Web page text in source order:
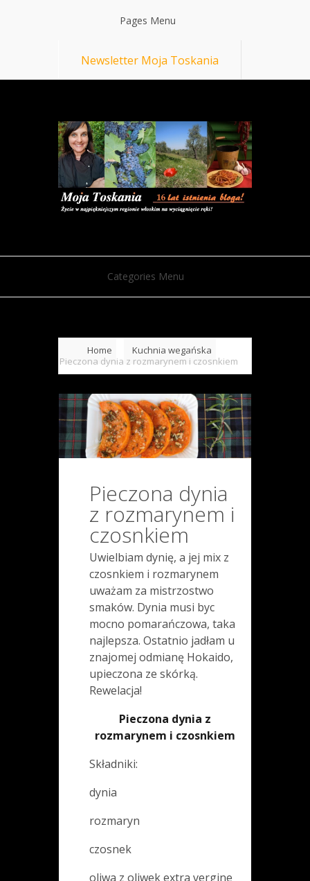
Pages Menu
Newsletter Moja Toskania
Categories Menu
Home
Kuchnia wegańska
Pieczona dynia z rozmarynem i czosnkiem
Pieczona dynia
z rozmarynem i
czosnkiem
Uwielbiam dynię, a jej mix z
czosnkiem i rozmarynem
uważam za mistrzostwo
smaków. Dynia musi byc
mocno pomarańczowa, taka
najlepsza. Ostatnio jadłam u
znajomej odmianę Hokaido,
upieczona ze skórką.
Rewelacja!
Pieczona dynia z
rozmarynem i czosnkiem
Składniki:
dynia
rozmaryn
czosnek
oliwa z oliwek extra vergine